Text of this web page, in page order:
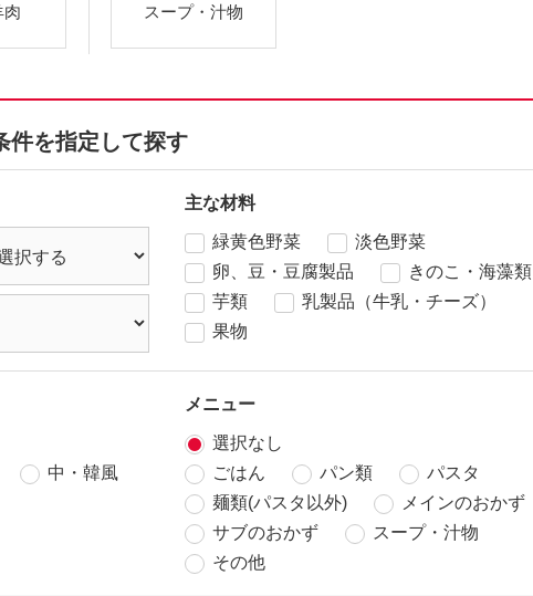
肉 スープ・汁物
件を指定して探す
主な材料
緑黄色野菜
淡色野菜
卵、豆・豆腐製品
きのこ・海藻類
芋類
乳製品（牛乳・チーズ）
果物
中・韓風
メニュー
選択なし
ごはん
パン類
パスタ
麺類(パスタ以外)
メインのおかず
サブのおかず
スープ・汁物
その他